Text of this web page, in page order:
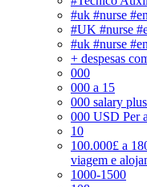
#uk #nurse
#UK #nurse
#uk #nurse
+ despesas
000
000 a 15
000 salary
000 USD Per
10
100.000£ a
viagem e
1000-1500